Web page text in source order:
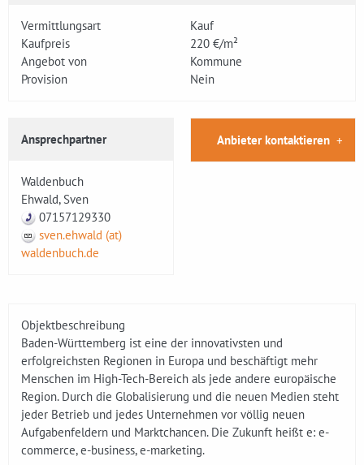
Vermittlungsart
Kauf
Kaufpreis
220 €/m²
Angebot von
Kommune
Provision
Nein
Ansprechpartner
Waldenbuch
Ehwald, Sven
07157129330
sven.ehwald (at)
waldenbuch.de
Anbieter kontaktieren
Objektbeschreibung
Baden-Württemberg ist eine der innovativsten und
erfolgreichsten Regionen in Europa und beschäftigt mehr
Menschen im High-Tech-Bereich als jede andere europäische
Region. Durch die Globalisierung und die neuen Medien steht
jeder Betrieb und jedes Unternehmen vor völlig neuen
Aufgabenfeldern und Marktchancen. Die Zukunft heißt e: e-
commerce, e-business, e-marketing.